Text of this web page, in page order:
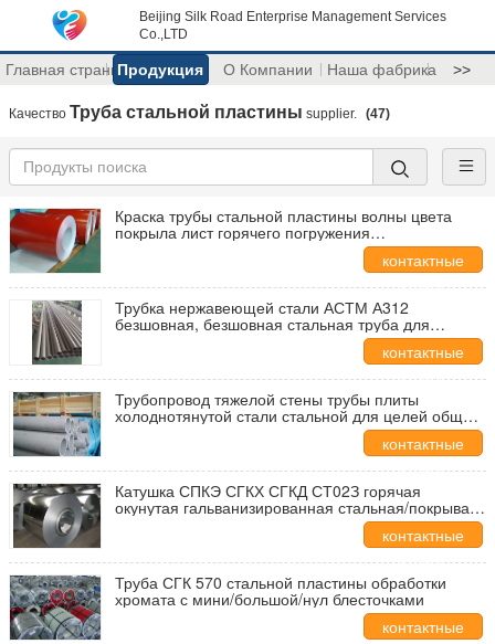
Beijing Silk Road Enterprise Management Services
Co.,LTD
Главная страницаПродукция О Компании Наша фабрика >>
Качество Труба стальной пластины supplier. (47)
Краска трубы стальной пластины волны цвета
покрыла лист горячего погружения
контактные
данные
Трубка нержавеющей стали АСТМ А312
безшовная, безшовная стальная труба для
контактные
данные
Трубопровод тяжелой стены трубы плиты
холоднотянутой стали стальной для целей общего
контактные
данные
Катушка СПКЭ СГКХ СГКД СТ02З горячая
окунутая гальванизированная стальная/покрывать
контактные
данные
Труба СГК 570 стальной пластины обработки
хромата с мини/большой/нул блесточками
контактные